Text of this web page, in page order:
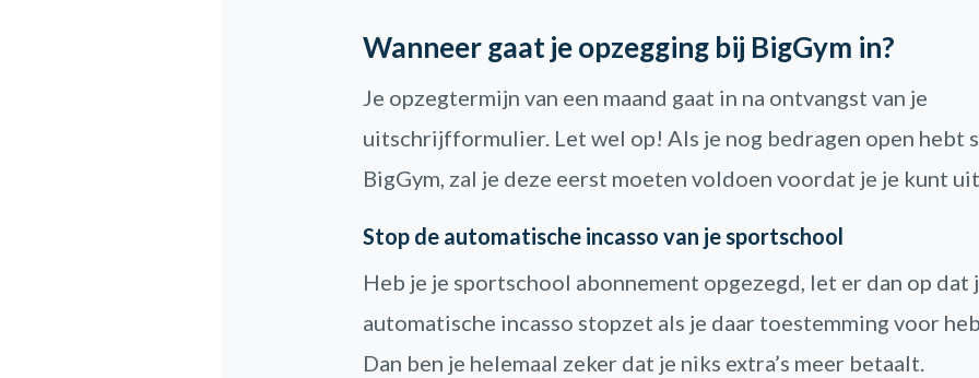
Wanneer gaat je opzegging bij BigGym in?
Je opzegtermijn van een maand gaat in na ontvangst van je
uitschrijfformulier. Let wel op! Als je nog bedragen open hebt
BigGym, zal je deze eerst moeten voldoen voordat je je kunt
Stop de automatische incasso van je sportschool
Heb je je sportschool abonnement opgezegd, let er dan op dat
automatische incasso stopzet als je daar toestemming voor
Dan ben je helemaal zeker dat je niks extra’s meer betaalt.